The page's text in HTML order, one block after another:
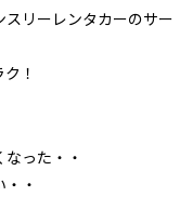
リーレンタカーのサー
！
った・・
・